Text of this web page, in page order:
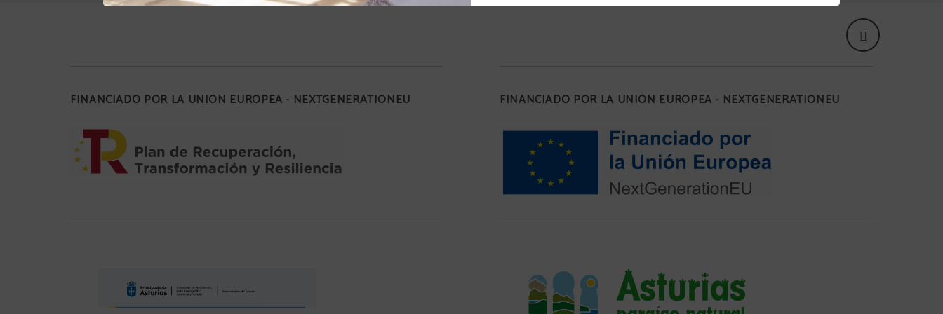
FINANCIADO POR LA UNIÓN EUROPEA - NEXTGENERATIONEU FINANCIADO POR LA UNIÓN EUROPEA - NEXTGENERATIONEU